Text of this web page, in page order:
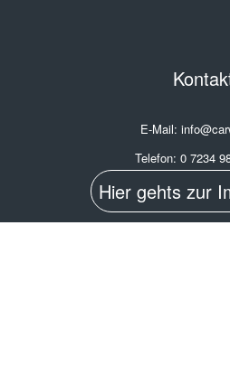
E-Mail:
Telefon: 0 7234
Hier gehts zur